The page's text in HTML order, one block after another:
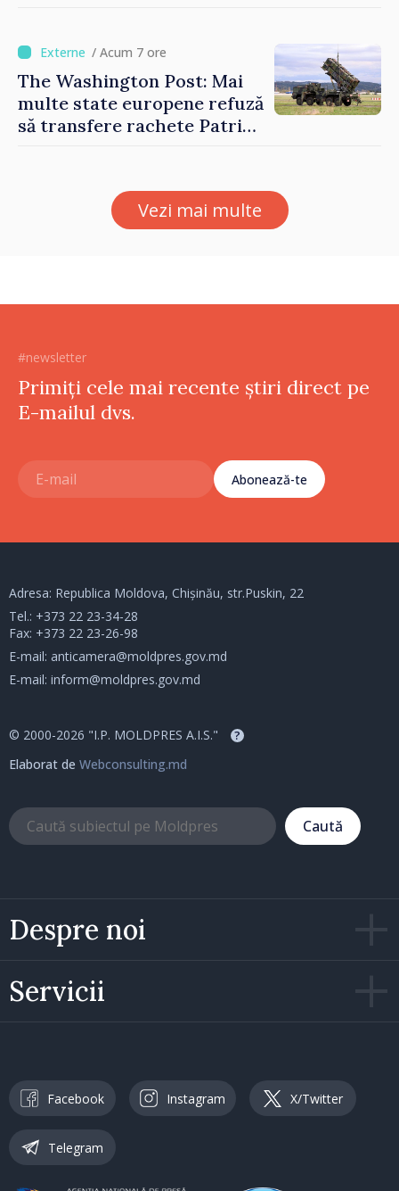
/ Acum 7 ore
The Washington Post: Mai
multe state europene refuză
să transfere rachete Patriot
Vezi mai multe
#newsletter
Primiți cele mai recente știri direct pe
E-mailul dvs.
Abonează-te
Despre noi
Servicii
Adresa: Republica Moldova, Chișinău, str.Puskin, 22
Tel.: +373 22 23-34-28
Fax: +373 22 23-26-98
E-mail: anticamera@moldpres.gov.md
E-mail: inform@moldpres.gov.md
© 2000-2026 "I.P. MOLDPRES A.I.S." ?
Elaborat de Webconsulting.md
Caută
Facebook Instagram X/Twitter
Telegram